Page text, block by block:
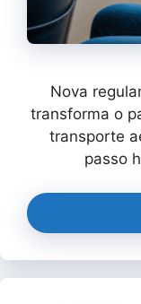
Nova
transforma o
transporte
passo